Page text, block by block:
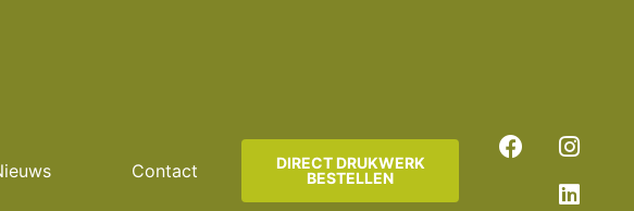
Contact
DIRECT DRUKWERK
BESTELLEN